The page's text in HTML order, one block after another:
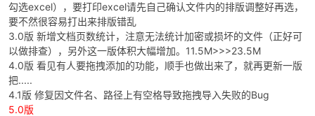
破
勾选excel），要打印excel请先自己确认文件内的排版调整好再选，
要不然很容易打出来排版错乱
3.0版 新增文档页数统计，注意无法统计加密或损坏的文件（正好可
以做排查），另外这一版体积大幅增加。11.5M>>>23.5M
4.0版 看见有人要拖拽添加的功能，顺手也做出来了，就再更新一版
把.....
4.1版 修复因文件名、路径上有空格导致拖拽导入失败的Bug
5.0版